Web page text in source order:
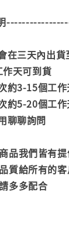
在三天內出
天可到貨
約3-15個工
約5-20個工
聊聊詢問
品我們皆有
質給所有的客
多多配合